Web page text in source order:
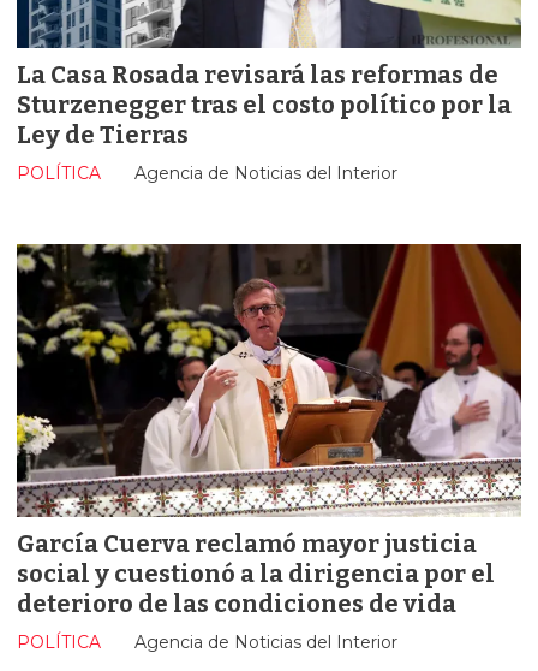
La Casa Rosada revisará las reformas de
Sturzenegger tras el costo político por la
Ley de Tierras
Agencia de Noticias del Interior
POLÍTICA
García Cuerva reclamó mayor justicia
social y cuestionó a la dirigencia por el
deterioro de las condiciones de vida
Agencia de Noticias del Interior
POLÍTICA